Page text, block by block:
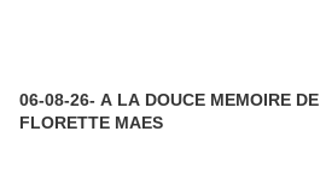
06-08-26- A LA DOUCE MEMOIRE DE
FLORETTE MAES